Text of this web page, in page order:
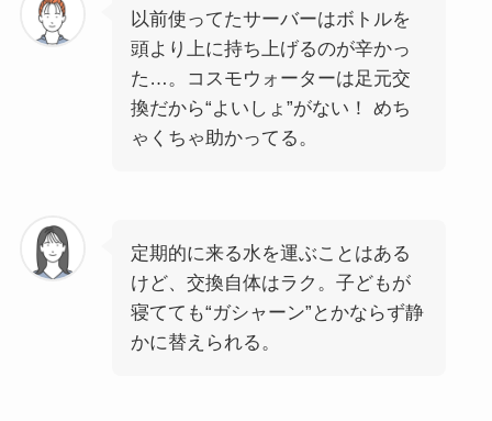
以前使ってたサーバーはボトルを
頭より上に持ち上げるのが辛かっ
た…。コスモウォーターは足元交
換だから“よいしょ”がない！ めち
ゃくちゃ助かってる。
定期的に来る水を運ぶことはある
けど、交換自体はラク。子どもが
寝てても“ガシャーン”とかならず静
かに替えられる。